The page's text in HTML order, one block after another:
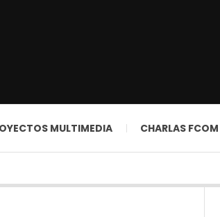
MULTIMEDIA CHARLAS FCOM